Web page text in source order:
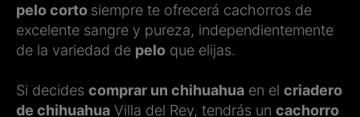
pelo corto siempre te ofrecerá cachorros de
excelente sangre y pureza, independientemente
de la variedad de pelo que elijas.
Si decides comprar un chihuahua en el criadero
de chihuahua Villa del Rey, tendrás un cachorro